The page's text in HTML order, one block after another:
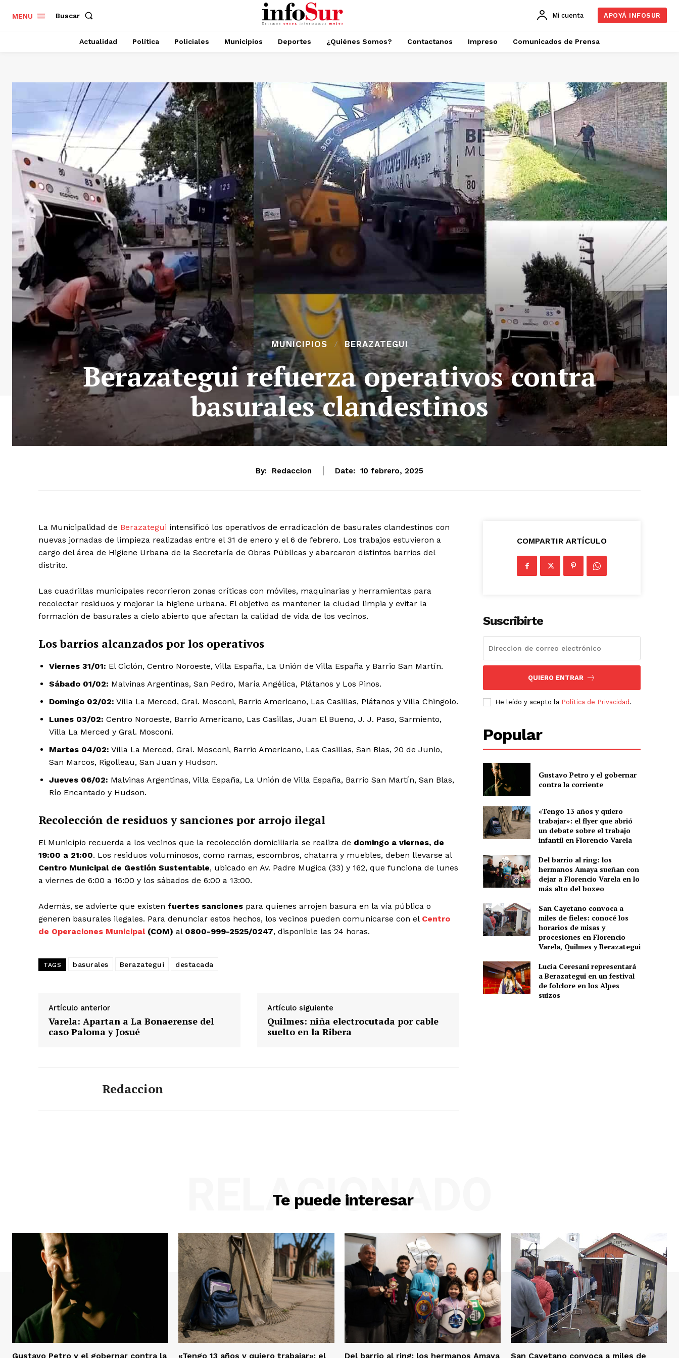
MENU Buscar Mi cuenta APOYÁ INFOSUR
Actualidad Política Policiales Municipios Deportes ¿Quiénes Somos? Contactanos Impreso Comunicados de Prensa
MUNICIPIOS BERAZATEGUI
Berazategui refuerza operativos contra
basurales clandestinos
By: Redaccion Date: 10 febrero, 2025
La Municipalidad de Berazategui intensificó los operativos de erradicación de basurales clandestinos con
nuevas jornadas de limpieza realizadas entre el 31 de enero y el 6 de febrero. Los trabajos estuvieron a
cargo del área de Higiene Urbana de la Secretaría de Obras Públicas y abarcaron distintos barrios del
distrito.
Las cuadrillas municipales recorrieron zonas críticas con móviles, maquinarias y herramientas para
recolectar residuos y mejorar la higiene urbana. El objetivo es mantener la ciudad limpia y evitar la
formación de basurales a cielo abierto que afectan la calidad de vida de los vecinos.
Los barrios alcanzados por los operativos
Viernes 31/01: El Ciclón, Centro Noroeste, Villa España, La Unión de Villa España y Barrio San Martín.
Sábado 01/02: Malvinas Argentinas, San Pedro, María Angélica, Plátanos y Los Pinos.
Domingo 02/02: Villa La Merced, Gral. Mosconi, Barrio Americano, Las Casillas, Plátanos y Villa Chingolo.
Lunes 03/02: Centro Noroeste, Barrio Americano, Las Casillas, Juan El Bueno, J. J. Paso, Sarmiento,
Villa La Merced y Gral. Mosconi.
Martes 04/02: Villa La Merced, Gral. Mosconi, Barrio Americano, Las Casillas, San Blas, 20 de Junio,
San Marcos, Rigolleau, San Juan y Hudson.
Jueves 06/02: Malvinas Argentinas, Villa España, La Unión de Villa España, Barrio San Martín, San Blas,
Río Encantado y Hudson.
Recolección de residuos y sanciones por arrojo ilegal
El Municipio recuerda a los vecinos que la recolección domiciliaria se realiza de domingo a viernes, de
19:00 a 21:00. Los residuos voluminosos, como ramas, escombros, chatarra y muebles, deben llevarse al
Centro Municipal de Gestión Sustentable, ubicado en Av. Padre Mugica (33) y 162, que funciona de lunes
a viernes de 6:00 a 16:00 y los sábados de 6:00 a 13:00.
Además, se advierte que existen fuertes sanciones para quienes arrojen basura en la vía pública o
generen basurales ilegales. Para denunciar estos hechos, los vecinos pueden comunicarse con el Centro
de Operaciones Municipal(COM) al 0800-999-2525/0247, disponible las 24 horas.
TAGS basurales Berazategui destacada
Artículo anterior
Varela: Apartan a La Bonaerense del
caso Paloma y Josué
Artículo siguiente
Quilmes: niña electrocutada por cable
suelto en la Ribera
Redaccion
COMPARTIR ARTÍCULO
Suscribirte
QUIERO ENTRAR
He leído y acepto la Política de Privacidad .
Popular
Gustavo Petro y el gobernar
contra la corriente
«Tengo 13 años y quiero
trabajar»: el flyer que abrió
un debate sobre el trabajo
infantil en Florencio Varela
Del barrio al ring: los
hermanos Amaya sueñan con
dejar a Florencio Varela en lo
más alto del boxeo
San Cayetano convoca a
miles de fieles: conocé los
horarios de misas y
procesiones en Florencio
Varela, Quilmes y Berazategui
Lucía Ceresani representará
a Berazategui en un festival
de folclore en los Alpes
suizos
Te puede interesar
RELACIONADO
Gustavo Petro y el gobernar contra la «Tengo 13 años y quiero trabajar»: el Del barrio al ring: los hermanos Amaya San Cayetano convoca a miles de